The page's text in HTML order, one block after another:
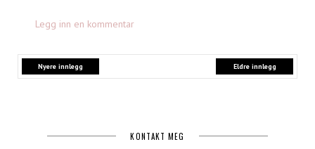
Legg inn en kommentar
Nyere innlegg Eldre innlegg
KONTAKT MEG